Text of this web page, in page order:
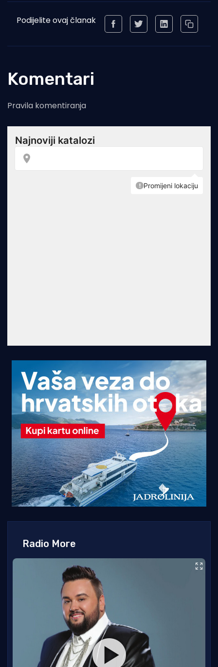
Podijelite ovaj članak
Komentari
Pravila komentiranja
Radio More